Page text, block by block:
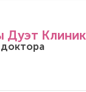
Дуэт Клиник